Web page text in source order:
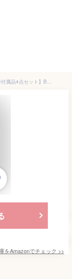
双眼鏡 12倍 オペラグラス ライブ コンサート【豪華付属品4点セット】Bornet 望遠鏡 目幅調整 手ぶれ補正 スポーツ観戦用/野鳥観察/バードウォッチング用 大人数のアイドルグループなら広角タイプの双眼鏡 ストラップ ソフトケース付き ホワイト 超軽量·お子様や女性に最適
をAmazonでチェック >>